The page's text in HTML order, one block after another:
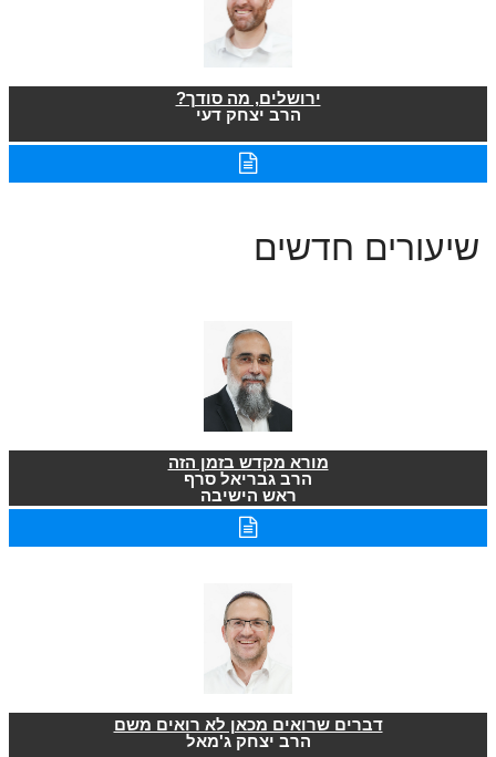
ירושלים, מה סודך?
הרב יצחק דעי
שיעורים חדשים
מורא מקדש בזמן הזה
הרב גבריאל סרף
ראש הישיבה
דברים שרואים מכאן לא רואים משם
הרב יצחק ג'מאל